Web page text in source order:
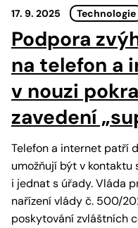
17. 9. 2025 Technologie
Podpora
na telefon a
v nouzi
zavedení
Telefon a internet patří
umožňují být v kontaktu
i jednat s úřady. Vláda
nařízení vlády č. 500/
poskytování zvláštních